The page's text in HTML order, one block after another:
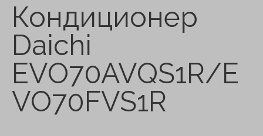
Кондиционер
Daichi
EVO70AVQS1R/E
VO70FVS1R